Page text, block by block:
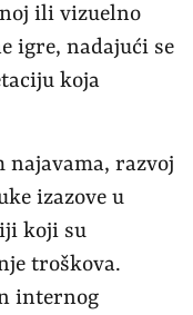
ili vizuelno
igre, nadajući se
koja
razvoj
izazove u
koji su
troškova.
internog